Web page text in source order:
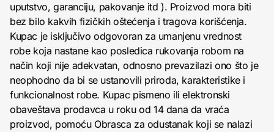
uputstvo, garanciju, pakovanje itd ). Proizvod mora biti
bez bilo kakvih fizičkih oštećenja i tragova korišćenja.
Kupac je isključivo odgovoran za umanjenu vrednost
robe koja nastane kao posledica rukovanja robom na
način koji nije adekvatan, odnosno prevazilazi ono što je
neophodno da bi se ustanovili priroda, karakteristike i
funkcionalnost robe. Kupac pismeno ili elektronski
obaveštava prodavca u roku od 14 dana da vraća
proizvod, pomoću Obrasca za odustanak koji se nalazi